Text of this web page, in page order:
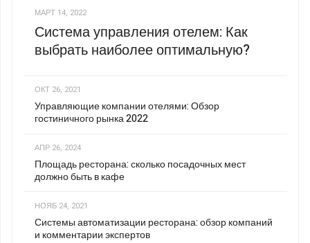
МАРТ 14, 2022
Система управления отелем: Как
выбрать наиболее оптимальную?
ОКТ 26, 2021
Управляющие компании отелями: Обзор
гостиничного рынка 2022
АПР 26, 2024
Площадь ресторана: сколько посадочных мест
должно быть в кафе
НОЯБ 24, 2021
Системы автоматизации ресторана: обзор компаний
и комментарии экспертов